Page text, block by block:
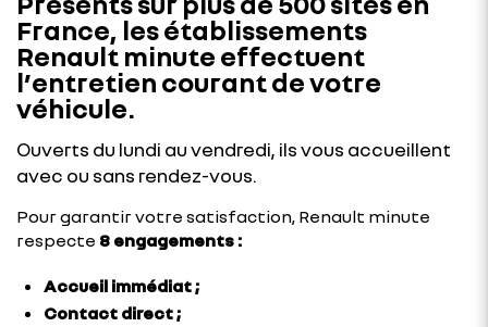
France, les établissements
Renault minute effectuent
l’entretien courant de votre
véhicule.
Ouverts du lundi au vendredi, ils vous accueillent
avec ou sans rendez-vous.
Pour garantir votre satisfaction, Renault minute
respecte 8 engagements :
Accueil immédiat ;
Contact direct ;